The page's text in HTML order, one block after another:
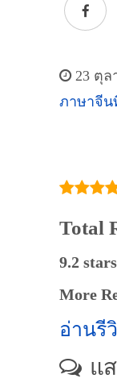
23 ตุล
ภาษาจีน
Total
9.2
More
อ่านรี
แ